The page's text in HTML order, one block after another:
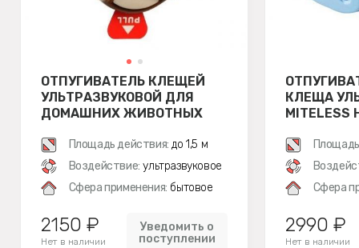
ОТПУГИВАТЕЛЬ КЛЕЩЕЙ
УЛЬТРАЗВУКОВОЙ ДЛЯ
ДОМАШНИХ ЖИВОТНЫХ
(КОРИЧНЕВЫЙ)
Площадь действия: до 1,5 м
Воздействие: ультразвуковое
Сфера применения: бытовое
2150 ₽
Нет в наличии
Уведомить о
поступлении
КЛЕЩА
MITELESS
Сфера
2990 ₽
Нет в наличии